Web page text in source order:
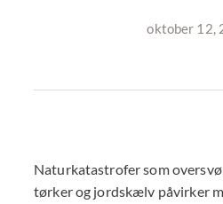
oktober 12,
Naturkatastrofer som
tørker og jordskælv påvirker